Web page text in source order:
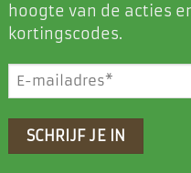
hoogte van de acties
kortingscodes.
E-
mailadres
(Vereist)